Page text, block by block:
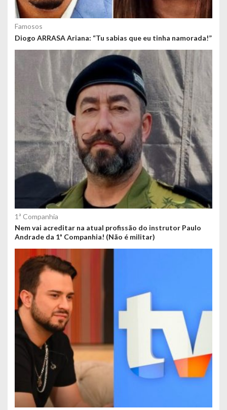
Famosos
Diogo ARRASA Ariana: “Tu sabias que eu tinha namorada!”
1ª Companhia
Nem vai acreditar na atual profissão do instrutor Paulo
Andrade da 1ª Companhia! (Não é militar)